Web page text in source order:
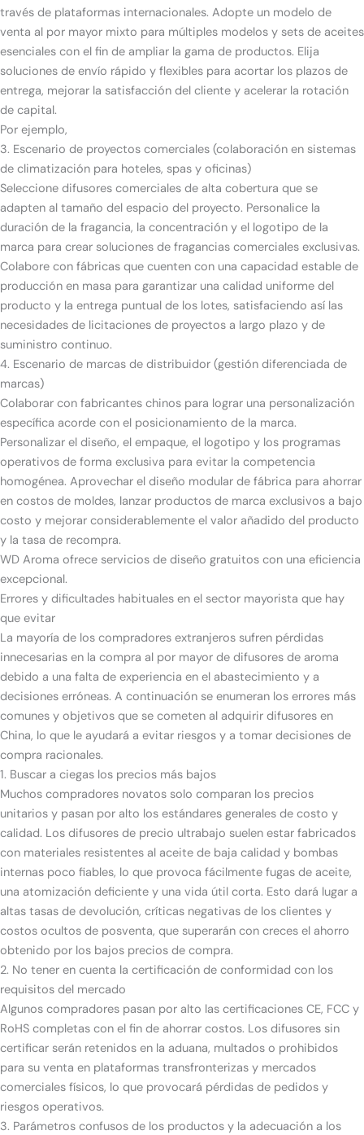
través de plataformas internacionales. Adopte un modelo de
venta al por mayor mixto para múltiples modelos y sets de aceites
esenciales con el fin de ampliar la gama de productos. Elija
soluciones de envío rápido y flexibles para acortar los plazos de
entrega, mejorar la satisfacción del cliente y acelerar la rotación
de capital.
Por ejemplo,
3. Escenario de proyectos comerciales (colaboración en sistemas
de climatización para hoteles, spas y oficinas)
Seleccione difusores comerciales de alta cobertura que se
adapten al tamaño del espacio del proyecto. Personalice la
duración de la fragancia, la concentración y el logotipo de la
marca para crear soluciones de fragancias comerciales exclusivas.
Colabore con fábricas que cuenten con una capacidad estable de
producción en masa para garantizar una calidad uniforme del
producto y la entrega puntual de los lotes, satisfaciendo así las
necesidades de licitaciones de proyectos a largo plazo y de
suministro continuo.
4. Escenario de marcas de distribuidor (gestión diferenciada de
marcas)
Colaborar con fabricantes chinos para lograr una personalización
específica acorde con el posicionamiento de la marca.
Personalizar el diseño, el empaque, el logotipo y los programas
operativos de forma exclusiva para evitar la competencia
homogénea. Aprovechar el diseño modular de fábrica para ahorrar
en costos de moldes, lanzar productos de marca exclusivos a bajo
costo y mejorar considerablemente el valor añadido del producto
y la tasa de recompra.
WD Aroma ofrece servicios de diseño gratuitos con una eficiencia
excepcional.
Errores y dificultades habituales en el sector mayorista que hay
que evitar
La mayoría de los compradores extranjeros sufren pérdidas
innecesarias en la compra al por mayor de difusores de aroma
debido a una falta de experiencia en el abastecimiento y a
decisiones erróneas. A continuación se enumeran los errores más
comunes y objetivos que se cometen al adquirir difusores en
China, lo que le ayudará a evitar riesgos y a tomar decisiones de
compra racionales.
1. Buscar a ciegas los precios más bajos
Muchos compradores novatos solo comparan los precios
unitarios y pasan por alto los estándares generales de costo y
calidad. Los difusores de precio ultrabajo suelen estar fabricados
con materiales resistentes al aceite de baja calidad y bombas
internas poco fiables, lo que provoca fácilmente fugas de aceite,
una atomización deficiente y una vida útil corta. Esto dará lugar a
altas tasas de devolución, críticas negativas de los clientes y
costos ocultos de posventa, que superarán con creces el ahorro
obtenido por los bajos precios de compra.
2. No tener en cuenta la certificación de conformidad con los
requisitos del mercado
Algunos compradores pasan por alto las certificaciones CE, FCC y
RoHS completas con el fin de ahorrar costos. Los difusores sin
certificar serán retenidos en la aduana, multados o prohibidos
para su venta en plataformas transfronterizas y mercados
comerciales físicos, lo que provocará pérdidas de pedidos y
riesgos operativos.
3. Parámetros confusos de los productos y la adecuación a los